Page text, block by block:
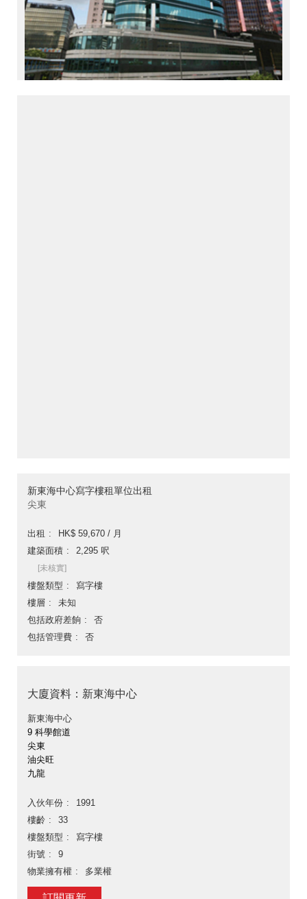
新東海中心寫字樓租單位出租
尖東
出租
HK$ 59,670 / 月
建築面積
2,295 呎
[未核實]
樓盤類型
寫字樓
樓層
未知
包括政府差餉
否
包括管理費
否
大廈資料：新東海中心
新東海中心
9 科學館道
尖東
油尖旺
九龍
入伙年份
1991
樓齡
33
樓盤類型
寫字樓
街號
9
物業擁有權
多業權